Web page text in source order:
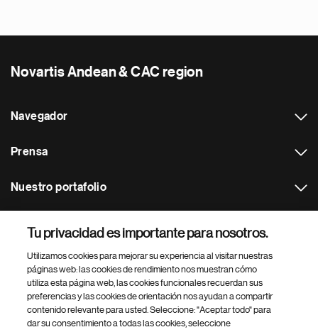
Novartis Andean & CAC region
Navegador
Prensa
Nuestro portafolio
Footer Site Search
Tu privacidad es importante para nosotros.
Utilizamos cookies para mejorar su experiencia al visitar nuestras
páginas web: las cookies de rendimiento nos muestran cómo
utiliza esta página web, las cookies funcionales recuerdan sus
preferencias y las cookies de orientación nos ayudan a compartir
contenido relevante para usted. Seleccione: "Aceptar todo" para
dar su consentimiento a todas las cookies, seleccione